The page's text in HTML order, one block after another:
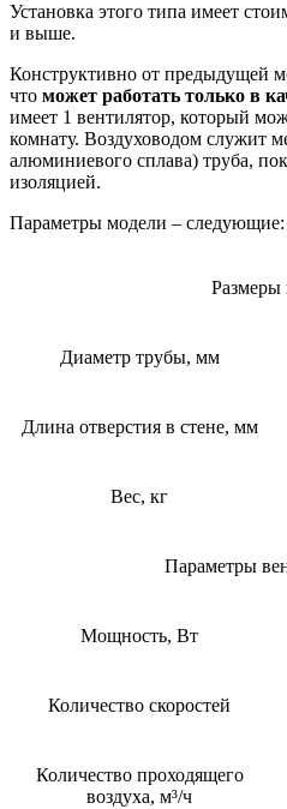
Установка этого типа имеет
и выше.
Конструктивно от предыдущей
что может работать только в
имеет 1 вентилятор, который
комнату. Воздуховодом служит
алюминиевого сплава) труба,
изоляцией.
Параметры модели – следующие:
Размеры
Диаметр трубы, мм
Длина отверстия в стене, мм
Вес, кг
Параметры
Мощность, Вт
Количество скоростей
Количество проходящего
воздуха, м³/ч